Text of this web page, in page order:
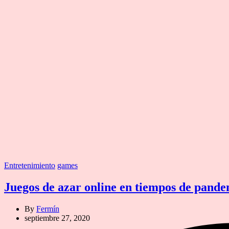
Categories
Entretenimiento games
Juegos de azar online en tiempos de
By Fermín
septiembre 27, 2020